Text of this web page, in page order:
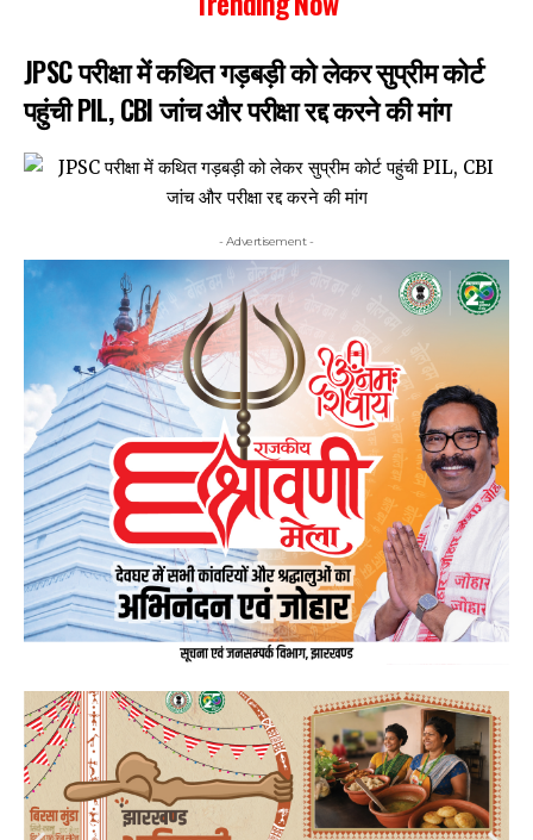
JPSC परीक्षा में कथित गड़बड़ी को लेकर सुप्रीम कोर्ट
पहुंची PIL, CBI जांच और परीक्षा रद्द करने की मांग
- Advertisement -